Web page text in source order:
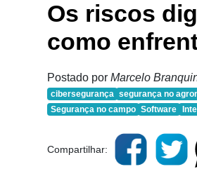
Os riscos
como
Postado por Marcelo
cibersegurança segurança no
Segurança no campo Software
Compartilhar: